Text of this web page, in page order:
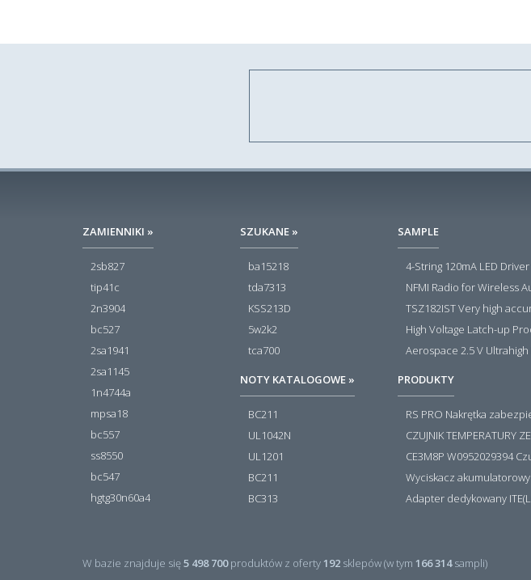
ZAMIENNIKI »
2sb827
tip41c
2n3904
bc527
2sa1941
2sa1145
1n4744a
mpsa18
bc557
ss8550
bc547
hgtg30n60a4
SZUKANE »
ba15218
tda7313
KSS213D
5w2k2
tca700
NOTY KATALOGOWE »
BC211
UL1042N
UL1201
BC211
BC313
SAMPLE
4-String 120mA LED
NFMI Radio for Wireless
High Voltage Latch-up
PRODUKTY
CZUJNIK TEMPERATURY
Wyciskacz
W bazie znajduje się5 498 700produktów z oferty 192 sklepów (w tym 166 314sampli)